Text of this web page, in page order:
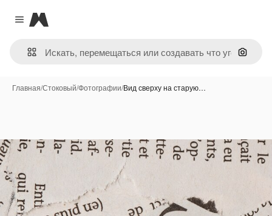
Close menu
Magnific
Поиск
Главная/Стоковый/Фотографии/Вид сверху на старую…